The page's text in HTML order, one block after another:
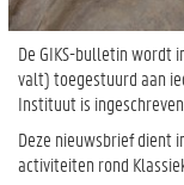
De GIKS-bulletin wordt
valt) toegestuurd aan
Instituut is
Deze nieuwsbrief dient
activiteiten rond